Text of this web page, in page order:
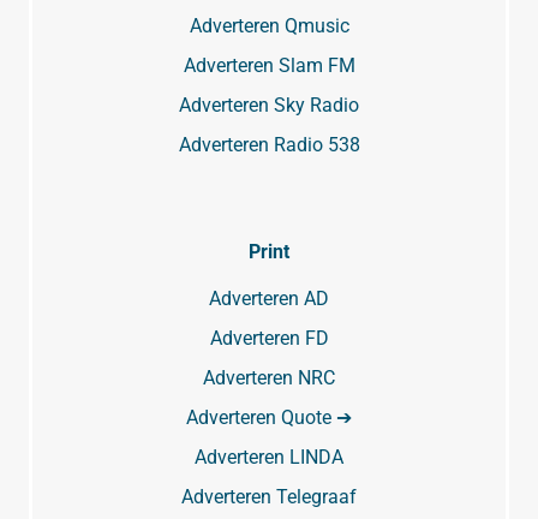
Adverteren Qmusic
Adverteren Slam FM
Adverteren Sky Radio
Adverteren Radio 538
Print
Adverteren AD
Adverteren FD
Adverteren NRC
Adverteren Quote ➔
Adverteren LINDA
Adverteren Telegraaf